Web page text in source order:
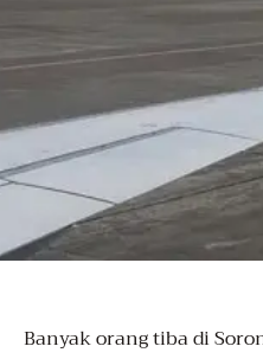
Banyak orang tiba di